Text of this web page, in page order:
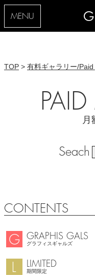
MENU
TOP > 有料ギャラリー/
月
Seach
CONTENTS
GRAPHIS GALS
グラフィスギャルズ
LIMITED
期間限定